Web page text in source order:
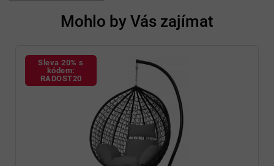
Mohlo by Vás zajímat
Sleva 20% s
kódem:
RADOST20